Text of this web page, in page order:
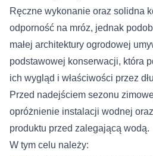
Ręczne wykonanie oraz solidna
odporność na mróz, jednak
małej architektury ogrodowej
podstawowej konserwacji, która
ich wygląd i właściwości przez
Przed nadejściem sezonu
opróżnienie instalacji wodnej
produktu przed zalegającą wodą.
W tym celu należy: